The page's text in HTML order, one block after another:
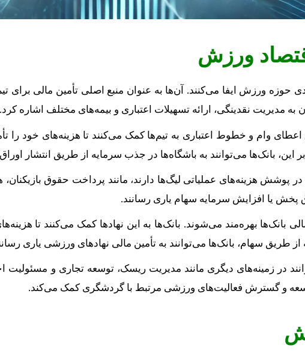
ورزش
حوزه ورزش ایفا می‌کنند. آن‌ها به عنوان منبع اصلی تأمین مالی برای
مدیریت نقدینگی، ارائه تسهیلات اعتباری و بیمه‌های مختلف اشاره کرد.
وام و خطوط اعتباری به تیم‌ها کمک می‌کنند تا هزینه‌های خود را
این، بانک‌ها می‌توانند به باشگاه‌ها در جذب سرمایه از طریق انتشار
هزینه‌های عملیاتی لیگ‌ها دارند، مانند پرداخت حقوق بازیکنان،
یا افزایش سرمایه سهام یاری رسانند.
بانک‌ها بهره‌مند می‌شوند. بانک‌ها به این نهادها کمک می‌کنند تا
سهام، بانک‌ها می‌توانند به تأمین مالی نهادهای ورزشی یاری
در زمینه‌های دیگری مانند مدیریت ریسک، توسعه تجاری و
و گسترش فعالیت‌های ورزشی مرتبط با گردشگری کمک می‌کند.